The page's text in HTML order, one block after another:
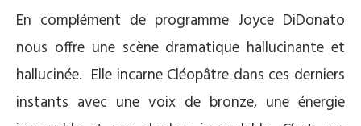
En complément de programme Joyce DiDonato
nous offre une scène dramatique hallucinante et
hallucinée. Elle incarne Cléopâtre dans ces derniers
instants avec une voix de bronze, une énergie